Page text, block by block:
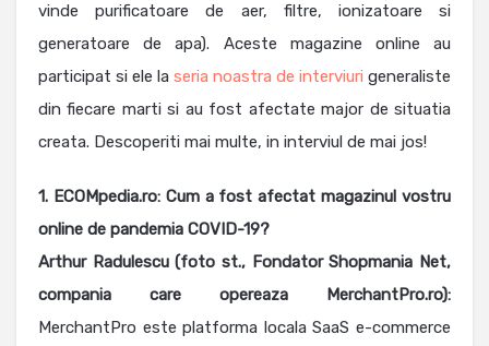
vinde purificatoare de aer, filtre, ionizatoare si
generatoare de apa). Aceste magazine online au
participat si ele la seria noastra de interviuri generaliste
din fiecare marti si au fost afectate major de situatia
creata. Descoperiti mai multe, in interviul de mai jos!
1. ECOMpedia.ro: Cum a fost afectat magazinul vostru
online de pandemia COVID-19?
Arthur Radulescu (foto st., Fondator Shopmania Net,
compania care opereaza MerchantPro.ro):
MerchantPro este platforma locala SaaS e-commerce